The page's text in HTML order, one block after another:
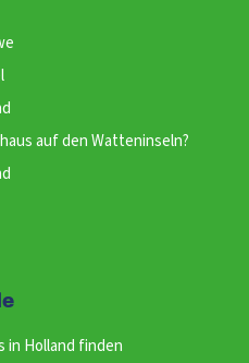
auf den Watteninseln?
in Holland finden